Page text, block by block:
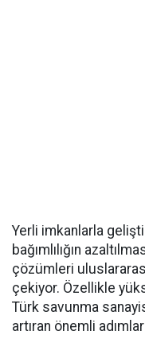
Yerli imkanlarla
bağımlılığın
çözümleri
çekiyor. Özellikle
Türk savunma
artıran önemli